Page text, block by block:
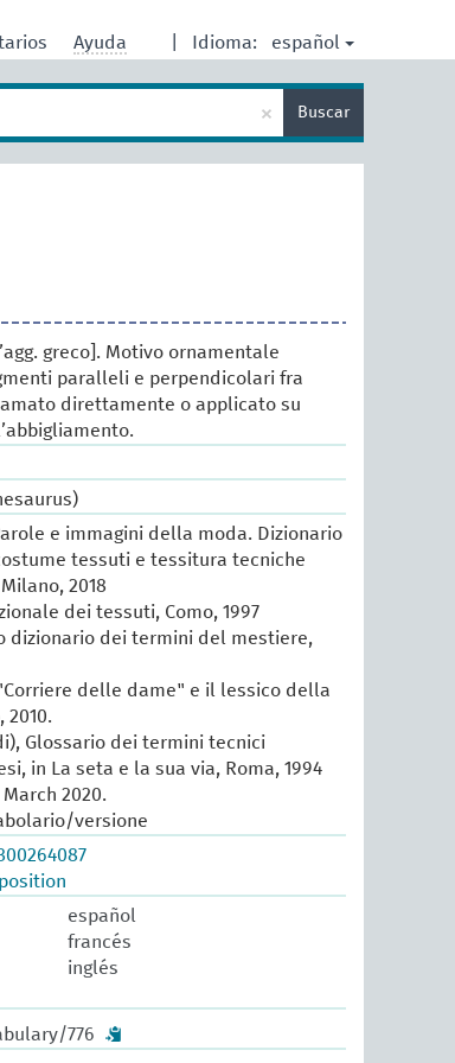
Idioma: español
Ayuda
× Buscar
greco]. Motivo ornamentale
paralleli e perpendicolari fra
direttamente o applicato su
e immagini della moda. Dizionario
tessuti e tessitura tecniche
2018
dei tessuti, Como, 1997
dizionario dei termini del mestiere,
delle dame" e il lessico della
Glossario dei termini tecnici
in La seta e la sua via, Roma, 1994
2020.
versione
español
francés
inglés
776